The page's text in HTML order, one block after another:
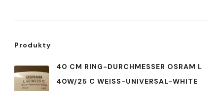
Produkty
40 CM RING-DURCHMESSER OSRAM L
40W/25 C WEISS-UNIVERSAL-WHITE